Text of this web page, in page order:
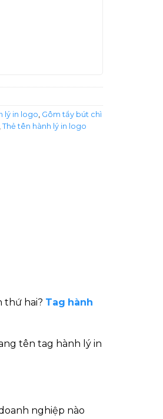
lý in logo, Gôm tẩy bút chì
, Thẻ tên hành lý in logo
thứ hai? Tag hành
tên tag hành lý in
nghiệp nào